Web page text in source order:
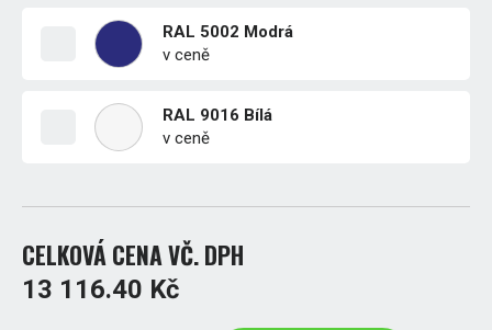
RAL 5002 Modrá
v ceně
RAL 9016 Bílá
v ceně
CELKOVÁ CENA VČ. DPH
13 116.40 Kč